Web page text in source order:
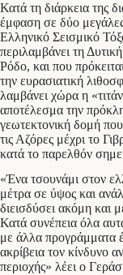
Κατά τη διάρκεια της
έμφαση σε δύο
Ελληνικό Σεισμικό
περιλαμβάνει τη
Ρόδο, και που
την ευρασιατική
λαμβάνει χώρα η
αποτέλεσμα την
γεωτεκτονική δομή
τις Αζόρες μέχρι το
κατά το παρελθόν
«Ένα τσουνάμι στον
μέτρα σε ύψος και
διεισδύσει ακόμη και
Κατά συνέπεια όλα
με άλλα προγράμματα
ακρίβεια τον κίνδυνο
περιοχής» λέει ο